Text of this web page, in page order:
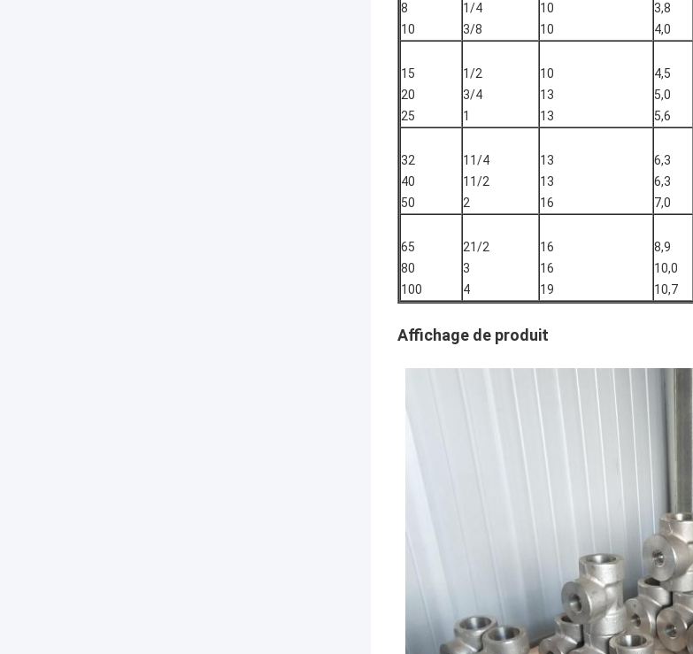
8
10
1/4
3/8
10
10
3,8
4,0
15
20
25
1/2
3/4
1
10
13
13
4,5
5,0
5,6
32
40
50
11/4
11/2
2
13
13
16
6,3
6,3
7,0
65
80
100
21/2
3
4
16
16
19
8,9
10,0
10,7
Affichage de produit